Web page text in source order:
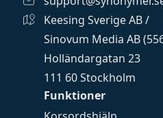
Funktioner
Keesing Sverige AB /
Sinovum Media AB
Holländargatan 23
111 60 Stockholm